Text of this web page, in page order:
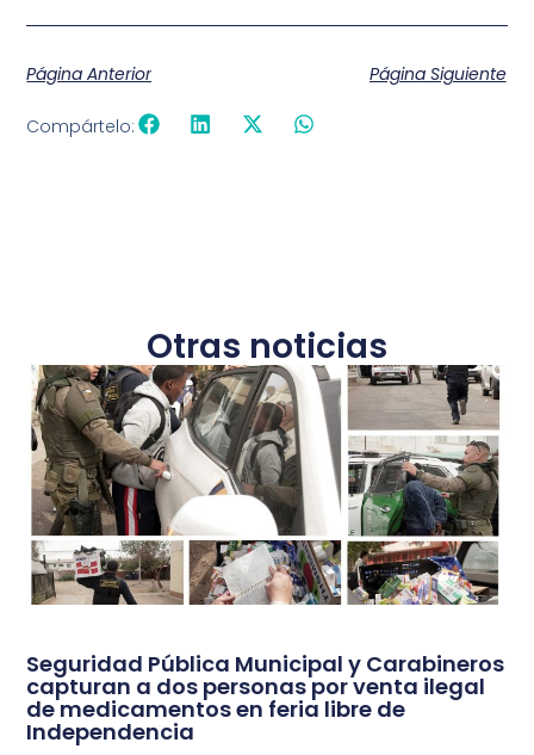
Página Anterior Página Siguiente
Compártelo:
Otras noticias
Seguridad Pública Municipal y Carabineros
capturan a dos personas por venta ilegal
de medicamentos en feria libre de
Independencia